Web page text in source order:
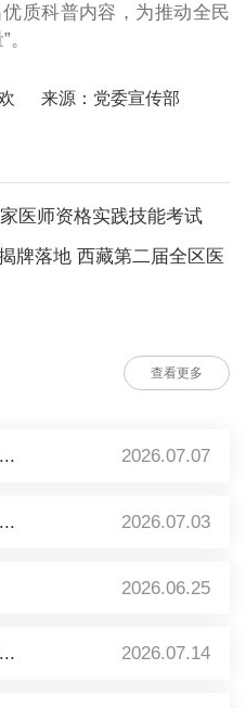
质科普内容，为推动全民
来源：党委宣传部
医师资格实践技能考试
牌落地 西藏第二届全区医
查看更多
2026.07.07
2026.07.03
2026.06.25
2026.07.14